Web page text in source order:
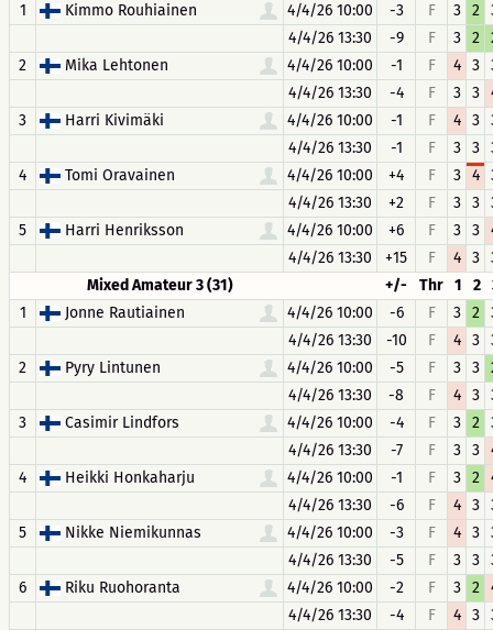
1
Kimmo Rouhiainen 4/4/26 10:00 -3 F 3 2
4/4/26 13:30
-9 F 3 2
2
Mika Lehtonen 4/4/26 10:00 -1 F 4 3
4/4/26 13:30
-4 F 3 3
3
Harri Kivimäki 4/4/26 10:00 -1 F 4 3
4/4/26 13:30
-1 F 3 3
4
Tomi Oravainen 4/4/26 10:00 +4 F 3 4
4/4/26 13:30
+2 F 3 3
5
Harri Henriksson 4/4/26 10:00 +6 F 3 3
4/4/26 13:30
+15 F 4 3
Mixed Amateur 3 (31)
+/- Thr 1 2
1
Jonne Rautiainen 4/4/26 10:00 -6 F 3 2
4/4/26 13:30
-10 F 4 3
2
Pyry Lintunen 4/4/26 10:00 -5 F 3 3
4/4/26 13:30
-8 F 4 3
3
Casimir Lindfors 4/4/26 10:00 -4 F 3 2
4/4/26 13:30
-7 F 3 3
4
Heikki Honkaharju 4/4/26 10:00 -1 F 3 2
4/4/26 13:30
-6 F 4 3
5
Nikke Niemikunnas 4/4/26 10:00 -3 F 4 3
4/4/26 13:30
-5 F 3 3
6
Riku Ruohoranta 4/4/26 10:00 -2 F 3 2
4/4/26 13:30
-4 F 4 3